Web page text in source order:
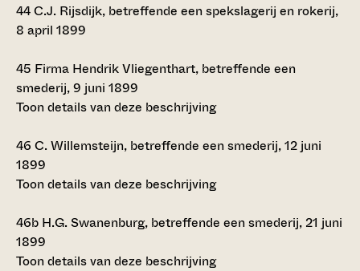
44C.J. Rijsdijk, betreffende een spekslagerij en rokerij,
8 april 1899
45 Firma Hendrik Vliegenthart, betreffende een
smederij, 9 juni 1899
Toon details van deze beschrijving
46 C. Willemsteijn, betreffende een smederij, 12 juni
1899
Toon details van deze beschrijving
46b H.G. Swanenburg, betreffende een smederij, 21 juni
1899
Toon details van deze beschrijving